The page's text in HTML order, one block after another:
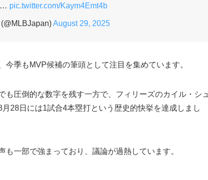
pic.twitter.com/Kaym4Emt4b
August 29, 2025
季もMVP候補の筆頭として注目を集めています。
圧倒的な数字を残す一方で、フィリーズのカイル・シュ
28日には1試合4本塁打という歴史的快挙を達成しまし
一部で強まっており、議論が過熱しています。